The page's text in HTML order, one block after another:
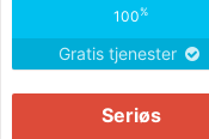
100%
Gratis tjenester
Seriøs